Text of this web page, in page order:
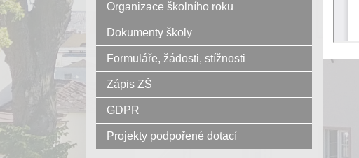
Organizace školního roku
Dokumenty školy
Formuláře, žádosti, stížnosti
Zápis ZŠ
GDPR
Projekty podpořené dotací